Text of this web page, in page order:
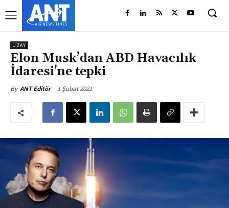
UZAY
Elon Musk’dan ABD Havacılık
İdaresi’ne tepki
By ANT Editör 1 Şubat 2021